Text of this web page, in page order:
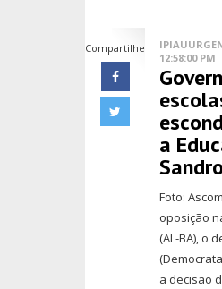
Compartilhe
12:58:00 PM
a
Foto:
oposição
(AL-BA), o
a decisão